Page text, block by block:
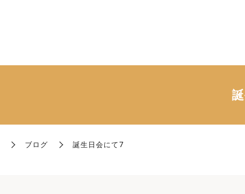
ブログ 誕生日会にて7